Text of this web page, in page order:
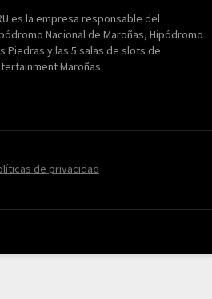
es la empresa responsable del
Nacional de Maroñas, Hipódromo
Piedras y las 5 salas de slots de
Maroñas
de privacidad